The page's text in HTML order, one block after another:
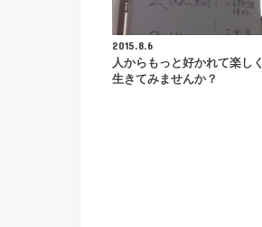
2015.8.6
人からもっと好かれて楽しく
生きてみませんか？